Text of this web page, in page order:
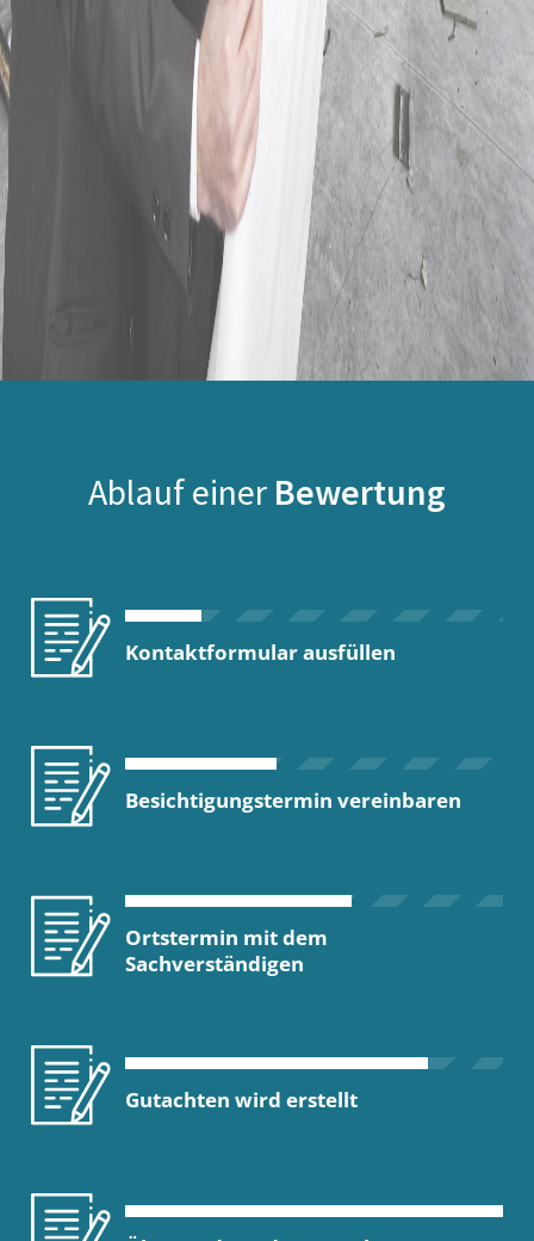
Ablauf einer Bewertung
Kontaktformular ausfüllen
Besichtigungstermin vereinbaren
Ortstermin mit dem
Sachverständigen
Gutachten wird erstellt